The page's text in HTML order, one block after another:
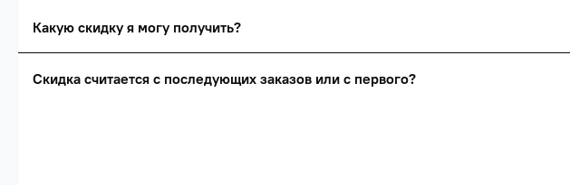
Какую скидку я могу получить?
сумма всех
Скидка считается с последующих заказов или с первого?